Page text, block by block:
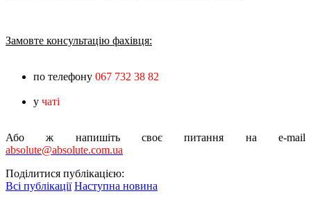
Замовте консультацію фахівця:
по телефону 067 732 38 82
у чаті
Або ж напишіть своє питання на e-mail
absolute@absolute.com.ua
Поділитися публікацією:
Всі публікації Наступна новина